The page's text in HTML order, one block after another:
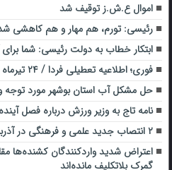
اموال ع.ش.ز توقیف شد
رئیسی: تورم، هم مهار و هم کاهشی
ابتکار خطاب به دولت رئیسی: شما
فوری؛ اطلاعیه تعطیلی فردا / ۲۴ تیرماه میان تعطیلی اعلام شد
حل مشکل آب استان بوشهر مورد توجه
نامه تاج به وزیر ورزش درباره فصل
۲ انتصاب جدید علمی و فرهنگی در آذربایجان‌ شرقی
اعتراض شدید واردکنندگان کشنده‌ها
گمرک بلاتکلیف مانده‌اند